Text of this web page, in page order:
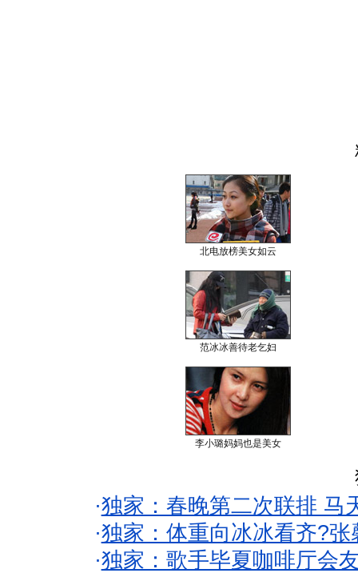
北电放榜美女如云
范冰冰善待老乞妇
李小璐妈妈也是美女
·独家：春晚第二次联排 马
·独家：体重向冰冰看齐?
·独家：歌手毕夏咖啡厅会